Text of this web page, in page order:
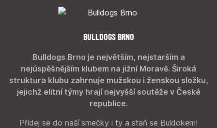
BULLDOGS BRNO
Bulldogs Brno je největším, nejstarším a
nejúspěšnějším klubem na jižní Moravě. Široká
struktura klubu zahrnuje mužskou i ženskou složku,
jejichž elitní týmy hrají nejvyšší soutěže v České
republice.
Přidej se do naší smečky i ty a staň se Buldokem!